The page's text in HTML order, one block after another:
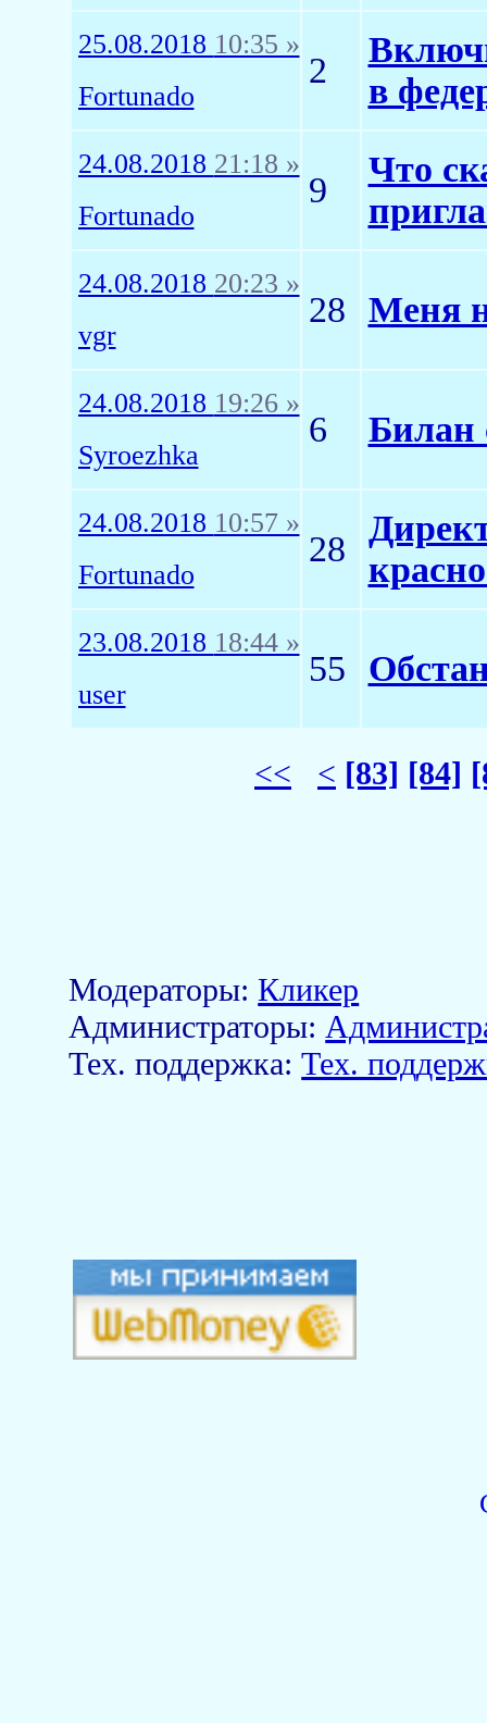
25.08.2018 10:35 »
Fortunado
2
в
24.08.2018 21:18 »
Fortunado
9
Что
24.08.2018 20:23 »
vgr
28 Меня
24.08.2018 19:26 »
Syroezhka
6 Билан
24.08.2018 10:57 »
Fortunado
28
23.08.2018 18:44 »
user
55
<< < [83] [84]
Модераторы:Кликер
Aдминистраторы:
Тех. поддержка:Тех.